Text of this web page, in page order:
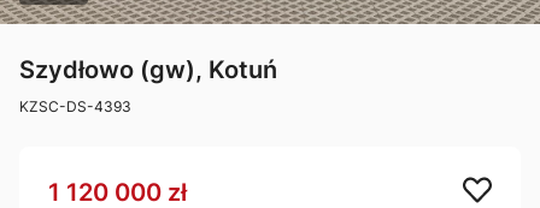
Szydłowo (gw), Kotuń
KZSC-DS-4393
1 120 000 zł